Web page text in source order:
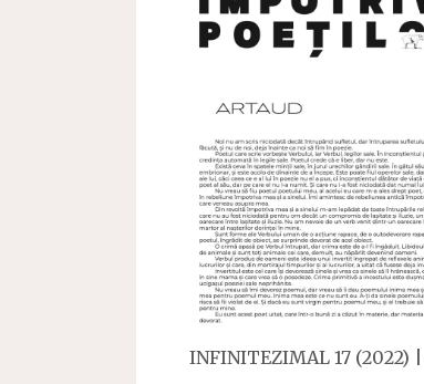
INFINITEZIMAL 17